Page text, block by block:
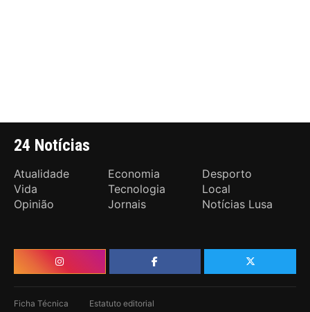
24 Notícias
Atualidade Economia
Desporto
Vida
Tecnologia
Local
Opinião
Jornais Notícias Lusa
Ficha Técnica Estatuto editorial